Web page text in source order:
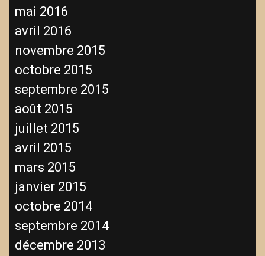
mai 2016
avril 2016
novembre 2015
octobre 2015
septembre 2015
août 2015
juillet 2015
avril 2015
mars 2015
janvier 2015
octobre 2014
septembre 2014
décembre 2013